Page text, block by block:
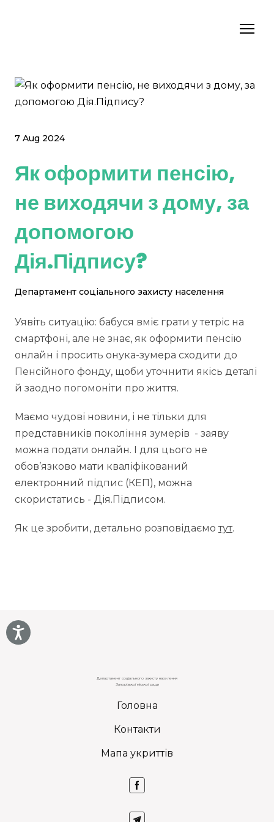
7 Aug 2024
Як оформити пенсію,
не виходячи з дому, за
допомогою
Дія.Підпису?
Департамент соціального захисту населення
Уявіть ситуацію: бабуся вміє грати у тетріс на
смартфоні, але не знає, як оформити пенсію
онлайн і просить онука-зумера сходити до
Пенсійного фонду, щоби уточнити якісь деталі
й заодно погомоніти про життя.
Маємо чудові новини, і не тільки для
представників покоління зумерів - заяву
можна подати онлайн. І для цього не
обов’язково мати кваліфікований
електронний підпис (КЕП), можна
скористатись - Дія.Підписом.
Як це зробити, детально розповідаємотут.
Департамент соціального захисту населення
Запорізької міської ради
Головна
Контакти
Мапа укриттів